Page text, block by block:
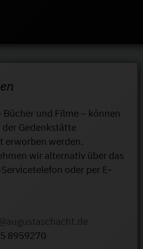
und Filme – können
Gedenkstätte
erworben werden.
wir alternativ über das
oder per E-
8959270